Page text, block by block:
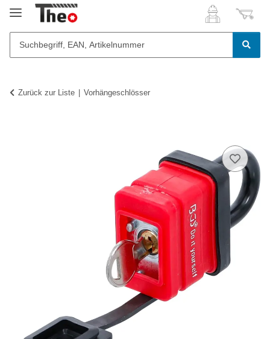
Zurück zur Liste Vorhängeschlösser